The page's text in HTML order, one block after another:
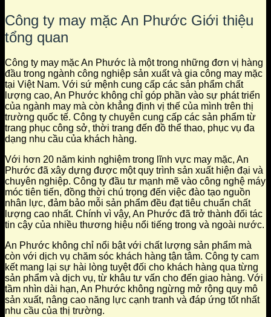
Công ty may mặc An Phước Giới thiệu
tổng quan
Công ty may mặc An Phước là một trong những đơn vị hàng
đầu trong ngành công nghiệp sản xuất và gia công may mặc
tại Việt Nam. Với sứ mệnh cung cấp các sản phẩm chất
lượng cao, An Phước không chỉ góp phần vào sự phát triển
của ngành may mà còn khẳng định vị thế của mình trên thị
trường quốc tế. Công ty chuyên cung cấp các sản phẩm từ
trang phục công sở, thời trang đến đồ thể thao, phục vụ đa
dạng nhu cầu của khách hàng.
Với hơn 20 năm kinh nghiệm trong lĩnh vực may mặc, An
Phước đã xây dựng được một quy trình sản xuất hiện đại và
chuyên nghiệp. Công ty đầu tư mạnh mẽ vào công nghệ máy
móc tiên tiến, đồng thời chú trọng đến việc đào tạo nguồn
nhân lực, đảm bảo mỗi sản phẩm đều đạt tiêu chuẩn chất
lượng cao nhất. Chính vì vậy, An Phước đã trở thành đối tác
tin cậy của nhiều thương hiệu nổi tiếng trong và ngoài nước.
An Phước không chỉ nổi bật với chất lượng sản phẩm mà
còn với dịch vụ chăm sóc khách hàng tận tâm. Công ty cam
kết mang lại sự hài lòng tuyệt đối cho khách hàng qua từng
sản phẩm và dịch vụ, từ khâu tư vấn cho đến giao hàng. Với
tầm nhìn dài hạn, An Phước không ngừng mở rộng quy mô
sản xuất, nâng cao năng lực cạnh tranh và đáp ứng tốt nhất
nhu cầu của thị trường.